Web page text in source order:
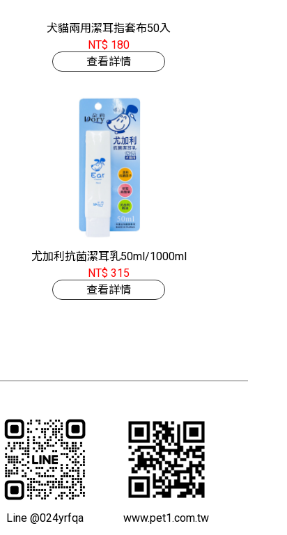
犬貓兩用潔耳指套布50入
NT$ 180
查看詳情
尤加利抗菌潔耳乳50ml/1000ml
NT$ 315
查看詳情
Line @024yrfqa
www.pet1.com.tw